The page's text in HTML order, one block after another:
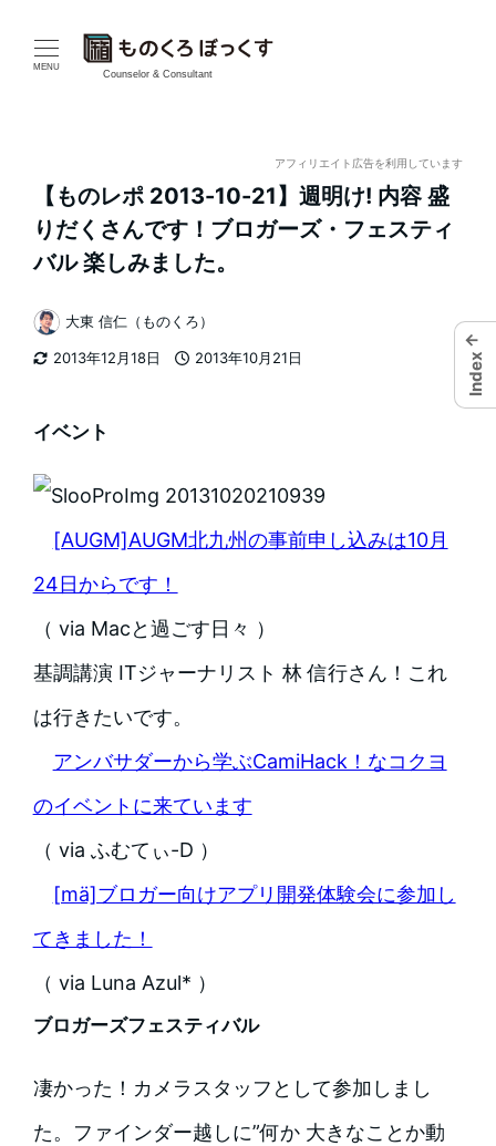
MENU
Counselor & Consultant
アフィリエイト広告を利用しています
【ものレポ 2013-10-21】週明け! 内容 盛
りだくさんです！ブロガーズ・フェスティ
バル 楽しみました。
2013年12月18日
2013年10月21日
著
者
大東 信仁（ものくろ）
イベント
[AUGM]AUGM北九州の事前申し込みは10月
24日からです！
（ via Macと過ごす日々 ）
基調講演 ITジャーナリスト 林 信行さん！これ
は行きたいです。
アンバサダーから学ぶCamiHack！なコクヨ
のイベントに来ています
（ via ふむてぃ-D ）
[mä]ブロガー向けアプリ開発体験会に参加し
てきました！
（ via Luna Azul* ）
ブロガーズフェスティバル
凄かった！カメラスタッフとして参加しまし
た。ファインダー越しに”何か 大きなことか動
←
Index